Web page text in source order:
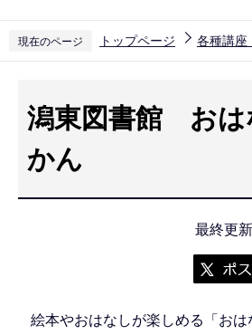
現在のページ トップページ 各種講座
潟東図書館 おは
かん
最終更
絵本やおはなしが楽しめる「おは